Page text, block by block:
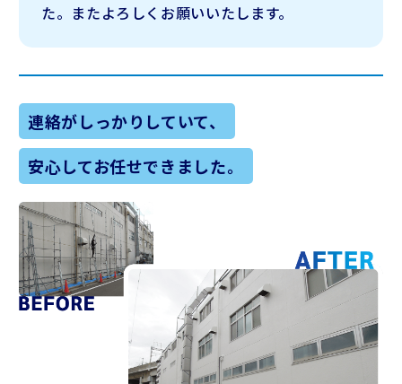
た。またよろしくお願いいたします。
連絡がしっかりしていて、
安心してお任せできました。